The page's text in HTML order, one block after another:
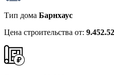
Тип дома Барнхаус
Цена строительства от: